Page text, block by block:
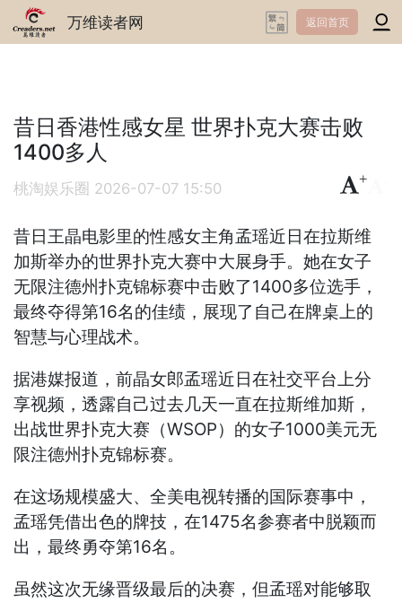
万维读者网 返回首页
昔日香港性感女星 世界扑克大赛击败
1400多人
桃淘娱乐圈 2026-07-07 15:50
+
昔日王晶电影里的性感女主角孟瑶近日在拉斯维
加斯举办的世界扑克大赛中大展身手。她在女子
无限注德州扑克锦标赛中击败了1400多位选手，
最终夺得第16名的佳绩，展现了自己在牌桌上的
智慧与心理战术。
据港媒报道，前晶女郎孟瑶近日在社交平台上分
享视频，透露自己过去几天一直在拉斯维加斯，
出战世界扑克大赛（WSOP）的女子1000美元无
限注德州扑克锦标赛。
在这场规模盛大、全美电视转播的国际赛事中，
孟瑶凭借出色的牌技，在1475名参赛者中脱颖而
出，最终勇夺第16名。
虽然这次无缘晋级最后的决赛，但孟瑶对能够取